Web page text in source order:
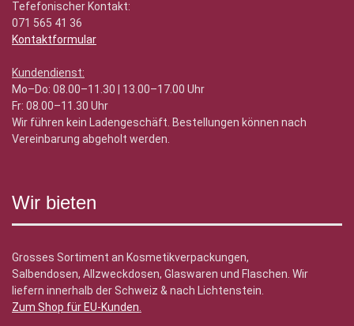
Tefefonischer Kontakt:
071 565 41 36
Kontaktformular
Kundendienst:
Mo–Do: 08.00–11.30 | 13.00–17.00 Uhr
Fr: 08.00–11.30 Uhr
Wir führen kein Ladengeschäft. Bestellungen können nach
Vereinbarung abgeholt werden.
Wir bieten
Grosses Sortiment an Kosmetikverpackungen,
Salbendosen, Allzweckdosen, Glaswaren und Flaschen. Wir
liefern innerhalb der Schweiz & nach Lichtenstein.
Zum Shop für EU-Kunden.